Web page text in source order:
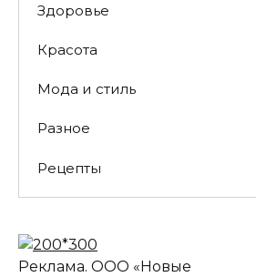
Здоровье
Красота
Мода и стиль
Разное
Рецепты
Реклама. ООО «Новые